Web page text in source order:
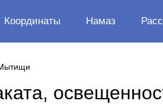
Координаты Намаз